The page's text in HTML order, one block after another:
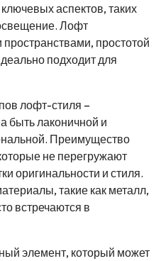
аспектов, таких
Лофт
простотой
подходит для
лофт-стиля –
быть лаконичной и
Преимущество
не перегружают
оригинальности и стиля.
такие как металл,
встречаются в
элемент, который может